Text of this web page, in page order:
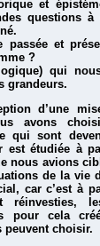
et
questions à
et
?
qui
grandeurs.
d’une
avons
qui sont
est étudiée à
nous avions
de la vie
car c’est à
pour cela
peuvent choisir.